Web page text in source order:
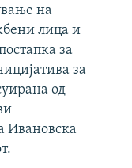
на
лица и
за
за
од
Ивановска